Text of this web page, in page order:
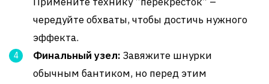
чередуйте обхваты, чтобы достичь нужного
эффекта.
Финальный узел: Завяжите шнурки
обычным бантиком, но перед этим